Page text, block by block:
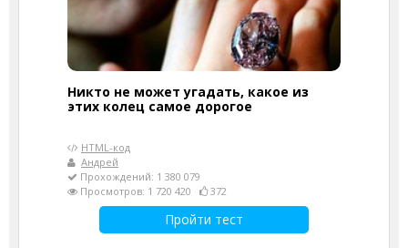
Никто не может угадать, какое из
этих колец самое дорогое
HTML-код
Андрей
Прохождений: 1 380 079
Просмотров: 1 720 420
372
Пройти тест